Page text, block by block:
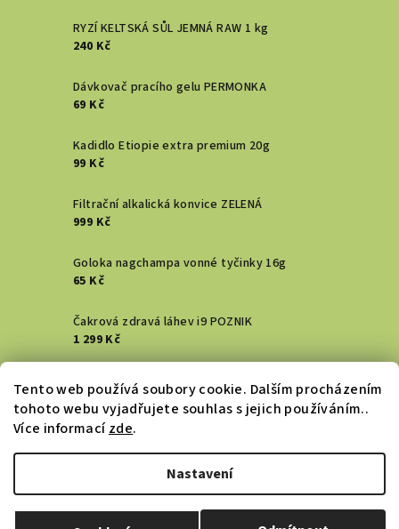
Tento web používá soubory cookie. Dalším procházením
tohoto webu vyjadřujete souhlas s jejich používáním..
Více informacízde.
Nastavení
RYZÍ KELTSKÁ SŮL JEMNÁ RAW 1 kg
240 Kč
Dávkovač pracího gelu PERMONKA
69 Kč
Kadidlo Etiopie extra premium 20g
99 Kč
Filtrační alkalická konvice ZELENÁ
999 Kč
Goloka nagchampa vonné tyčinky 16g
65 Kč
Čakrová zdravá láhev i9 POZNIK
1 299 Kč
Vykuřovací svazek - Šalvěj bílá
129 Kč
DENTAL ACTIV HŘEBÍČKOVÝ zubní gel
183 Kč
Zdraví ZeMě. Všechna práva vyhrazena.